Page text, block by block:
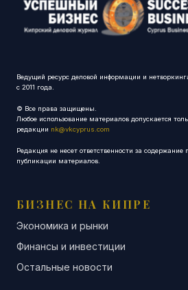
Ведущий ресурс деловой информации и
с 2011 года.
© Все права защищены.
Любое использование материалов допускается
редакции nk@vkcyprus.com
Редакция не несет ответственности за содержание
публикации материалов.
БИЗНЕС НА КИПРЕ
Экономика и рынки
Финансы и инвестиции
Остальные новости